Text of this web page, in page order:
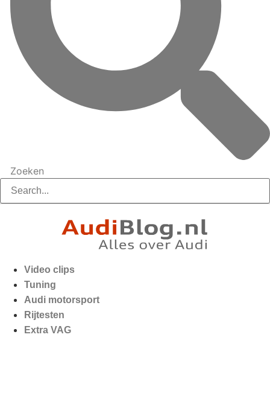
Zoeken
Video clips
Tuning
Audi motorsport
Rijtesten
Extra VAG